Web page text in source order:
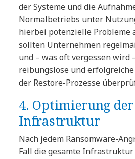
der Systeme und die
Normalbetriebs unter
hierbei potenzielle Probleme
sollten Unternehmen
und – was oft vergessen wird
reibungslose und
der Restore-Prozesse
4. Optimierung der
Infrastruktur
Nach jedem Ransomware-
Fall die gesamte